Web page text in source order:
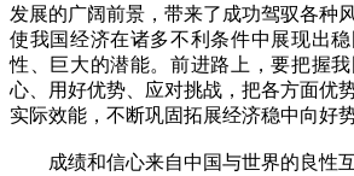
发展的广阔前景，带来了成功驾驭各种
使我国经济在诸多不利条件中展现出
性、巨大的潜能。前进路上，要把握
心、用好优势、应对挑战，把各方面优
实际效能，不断巩固拓展经济稳中向好势
成绩和信心来自中国与世界的良性互